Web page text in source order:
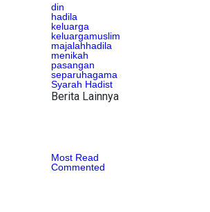
din
hadila
keluarga
keluargamuslim
majalahhadila
menikah
pasangan
separuhagama
Syarah Hadist
Berita Lainnya
Most Read
Commented